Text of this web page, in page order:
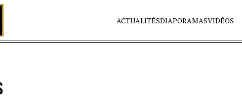
ACTUALITÉSDIAPORAMASVIDÉOS